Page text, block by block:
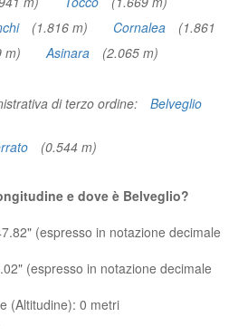
(1.816 m) Cornalea
(1.861
m) Asinara
(2.065 m)
di terzo ordine:
Belveglio
(0.544 m)
e dove è Belveglio?
(espresso in notazione decimale
(espresso in notazione decimale
(Altitudine): 0 metri